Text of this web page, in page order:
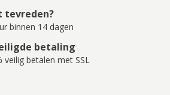
tevreden?
binnen 14 dagen
betaling
veilig betalen met SSL